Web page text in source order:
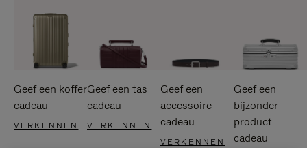
Geef een koffer
cadeau
VERKENNEN
Geef een tas
cadeau
VERKENNEN
Geef een
accessoire
cadeau
VERKENNEN
Geef een
bijzonder
product
cadeau